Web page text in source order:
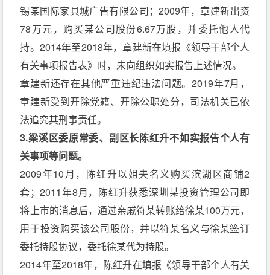
锡某国际家具城广告有限公司；2009年，章建新出资
78万元，购买某公司股份6.67万股，并委托他人代
持。2014年至2018年，章建新在填报《领导干部个人
有关事项报告表》时，未向组织如实报告上述情况。
章建新还存在其他严重违纪违法问题。2019年7月，
章建新受到开除党籍、开除公职处分，司法机关已依
法追究其刑事责任。
3.梁溪区委原常委、副区长陈红升不如实报告个人有
关事项等问题。
2009年10月，陈红升以姐夫名义购买滨湖区商铺2
套；2011年8月，陈红升获悉深圳某投资管理公司即
将上市的消息后，通过亲戚符某转账给徐某100万元，
用于投资购买该公司股份，并以符某名义与徐某签订
委托持股协议，委托徐某代为持股。
2014年至2018年，陈红升在填报《领导干部个人有关